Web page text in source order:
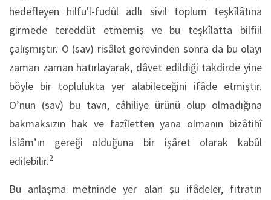
hedefleyen hilfu'l-fudûl adlı sivil toplum teşkîlâtına
girmede tereddüt etmemiş ve bu teşkîlatta bilfiil
çalışmıştır. O (sav) risâlet görevinden sonra da bu olayı
zaman zaman hatırlayarak, dâvet edildiği takdirde yine
böyle bir toplulukta yer alabileceğini ifâde etmiştir.
O’nun (sav) bu tavrı, câhiliye ürünü olup olmadığına
bakmaksızın hak ve fazîletten yana olmanın bizâtihî
İslâm’ın gereği olduğuna bir işâret olarak kabûl
edilebilir.2
Bu anlaşma metninde yer alan şu ifâdeler, fıtratın